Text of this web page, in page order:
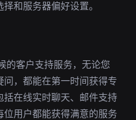
和服务器偏好设置。
的客户支持服务，无论您
，都能在第一时间获得专
在线实时聊天、邮件支持
用户都能获得满意的服务